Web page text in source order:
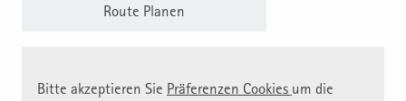
Route Planen
Bitte akzeptieren Sie Präferenzen Cookies um die